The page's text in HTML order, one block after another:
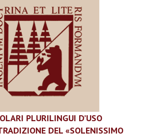
PLURILINGUI D’USO
DEL «SOLENISSIMO